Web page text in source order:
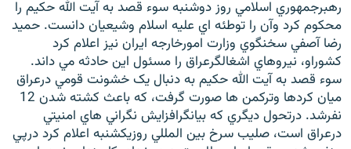
رهبرجمهوري اسلامي روز دوشنبه سوء قصد به آيت الله حکيم را
محکوم کرد وآن را توطئه اي عليه اسلام وشيعيان دانست. حميد
رضا آصفي سخنگوي وزارت امورخارجه ايران نيز اعلام کرد
کشوراو، نيروهاي اشغالگرعراق را مسئول اين حادثه مي داند.
سوء قصد به آيت الله حکيم به دنبال يک خشونت قومي درعراق
ميان کردها وترکمن ها صورت گرفت، که باعث کشته شدن 12
نفرشد. درتحول ديگري که بيانگرافزايش نگراني هاي امنيتي
درعراق است، صليب سرخ بين المللي روزيکشنبه اعلام کرد درپي